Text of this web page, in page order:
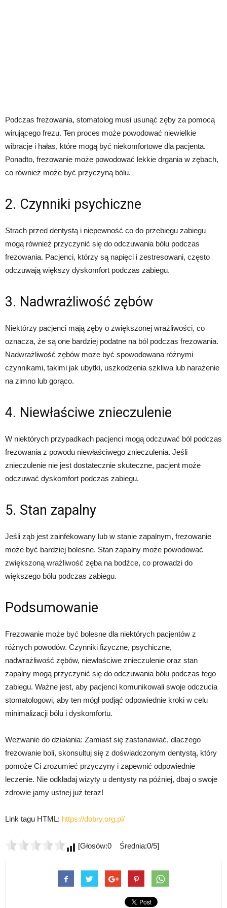
Podczas frezowania, stomatolog musi usunąć zęby za pomocą
wirującego frezu. Ten proces może powodować niewielkie
wibracje i hałas, które mogą być niekomfortowe dla pacjenta.
Ponadto, frezowanie może powodować lekkie drgania w zębach,
co również może być przyczyną bólu.
2. Czynniki psychiczne
Strach przed dentystą i niepewność co do przebiegu zabiegu
mogą również przyczynić się do odczuwania bólu podczas
frezowania. Pacjenci, którzy są napięci i zestresowani, często
odczuwają większy dyskomfort podczas zabiegu.
3. Nadwrażliwość zębów
Niektórzy pacjenci mają zęby o zwiększonej wrażliwości, co
oznacza, że ​​są one bardziej podatne na ból podczas frezowania.
Nadwrażliwość zębów może być spowodowana różnymi
czynnikami, takimi jak ubytki, uszkodzenia szkliwa lub narażenie
na zimno lub gorąco.
4. Niewłaściwe znieczulenie
W niektórych przypadkach pacjenci mogą odczuwać ból podczas
frezowania z powodu niewłaściwego znieczulenia. Jeśli
znieczulenie nie jest dostatecznie skuteczne, pacjent może
odczuwać dyskomfort podczas zabiegu.
5. Stan zapalny
Jeśli ząb jest zainfekowany lub w stanie zapalnym, frezowanie
może być bardziej bolesne. Stan zapalny może powodować
zwiększoną wrażliwość zęba na bodźce, co prowadzi do
większego bólu podczas zabiegu.
Podsumowanie
Frezowanie może być bolesne dla niektórych pacjentów z
różnych powodów. Czynniki fizyczne, psychiczne,
nadwrażliwość zębów, niewłaściwe znieczulenie oraz stan
zapalny mogą przyczynić się do odczuwania bólu podczas tego
zabiegu. Ważne jest, aby pacjenci komunikowali swoje odczucia
stomatologowi, aby ten mógł podjąć odpowiednie kroki w celu
minimalizacji bólu i dyskomfortu.
Wezwanie do działania: Zamiast się zastanawiać, dlaczego
frezowanie boli, skonsultuj się z doświadczonym dentystą, który
pomoże Ci zrozumieć przyczyny i zapewnić odpowiednie
leczenie. Nie odkładaj wizyty u dentysty na później, dbaj o swoje
zdrowie jamy ustnej już teraz!
Link tagu HTML: https://dobry.org.pl/
[Głosów:0 Średnia:0/5]